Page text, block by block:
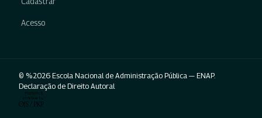
Acesso
© %2026 Escola Nacional de Administração Pública — ENAP.
Declaração de Direito Autoral